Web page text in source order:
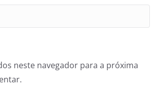
neste navegador para a próxima